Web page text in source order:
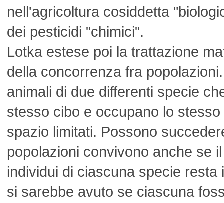
nell'agricoltura cosiddetta
dei pesticidi "chimici".
Lotka estese poi la trattazione
della concorrenza fra
animali di due differenti specie
stesso cibo e occupano lo
spazio limitati. Possono
popolazioni convivono anche se
individui di ciascuna specie resta
si sarebbe avuto se ciascuna